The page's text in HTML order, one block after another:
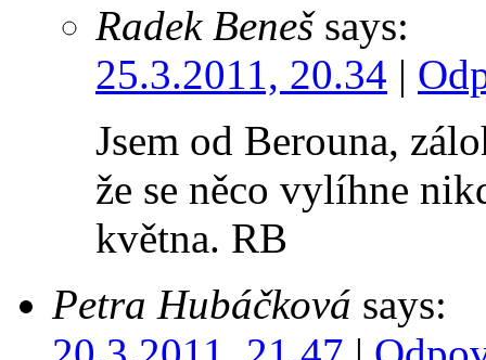
Radek Beneš says:
25.3.2011, 20.34 |
Jsem od Berouna,
že se něco vylíhne
května. RB
Petra Hubáčková says: